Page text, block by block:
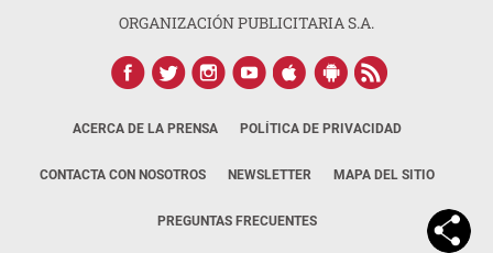
ORGANIZACIÓN PUBLICITARIA S.A.
ACERCA DE LA PRENSA POLÍTICA DE PRIVACIDAD
CONTACTA CON NOSOTROS NEWSLETTER MAPA DEL SITIO
PREGUNTAS FRECUENTES